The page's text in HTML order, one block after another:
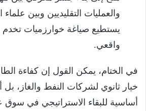
والعمليات التقليديين وبين
يستطيع صياغة خوارزميات تخدم
واقعي.
في الختام، يمكن القول إن كفاءة
خيار ثانوي لشركات النفط والغاز،
أساسية للبقاء الاستراتيجي في